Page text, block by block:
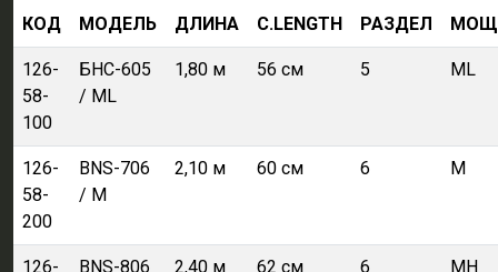
КОД МОДЕЛЬ ДЛИНА C.LENGTH РАЗДЕЛ
126-
58-
100
БНС-605
/ ML
1,80 м 56 см 5 ML
126-
58-
200
BNS-706
/ M
2,10 м 60 см 6 M
126- BNS-806 2,40 м 62 см 6 MH